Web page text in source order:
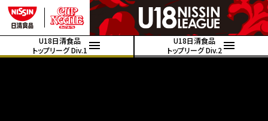
U18日清食品
トップリーグ Div.1
U18日清食品
トップリーグ Div.2